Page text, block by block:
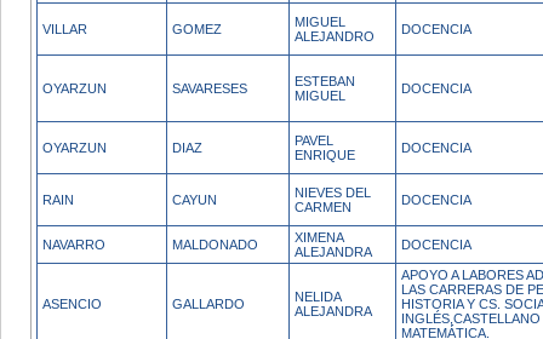
VILLAR GOMEZ
MIGUEL
ALEJANDRO
DOCENCIA
OYARZUN SAVARESES
ESTEBAN
MIGUEL
DOCENCIA
OYARZUN DIAZ
PAVEL
ENRIQUE
DOCENCIA
RAIN CAYUN
NIEVES DEL
CARMEN
DOCENCIA
NAVARRO MALDONADO
XIMENA
ALEJANDRA
DOCENCIA
ASENCIO GALLARDO
NELIDA
ALEJANDRA
APOYO A LABORES
LAS CARRERAS DE
HISTORIA Y CS.
MATEMÁTICA.